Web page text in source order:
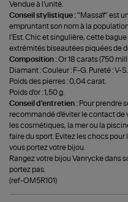
Vendue à l'unité.
Conseil stylistique :"Massaï" est
empruntant son nom à la
l'Est. Chic et singulière, cette
extrémités biseautées piquées de
Composition :Or 18 carats (750
Diamant : Couleur : F-G. Pureté : V-S.
Poids des pierres : 0,04 carat.
Poids d'or : 1,50 g.
Conseil d'entretien : Pour prendre
recommandé d'éviter le contact de
les cosmétiques, la mer ou la
faire du sport. Evitez les chocs
vous portez votre bijou.
Rangez votre bijou Vanrycke dans
portez pas.
(ref-OM5R101)